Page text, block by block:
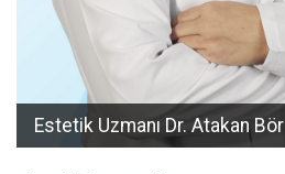
Estetik Uzmanı Dr. Atakan Bör